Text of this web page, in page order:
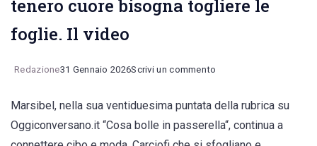
tenero cuore bisogna togliere le
foglie. Il video
Redazione31 Gennaio 2026Scrivi un commento
il
carciofo
Marsibel, nella sua ventiduesima puntata della rubrica su
Oggiconversano.it “Cosa bolle in passerella“, continua a